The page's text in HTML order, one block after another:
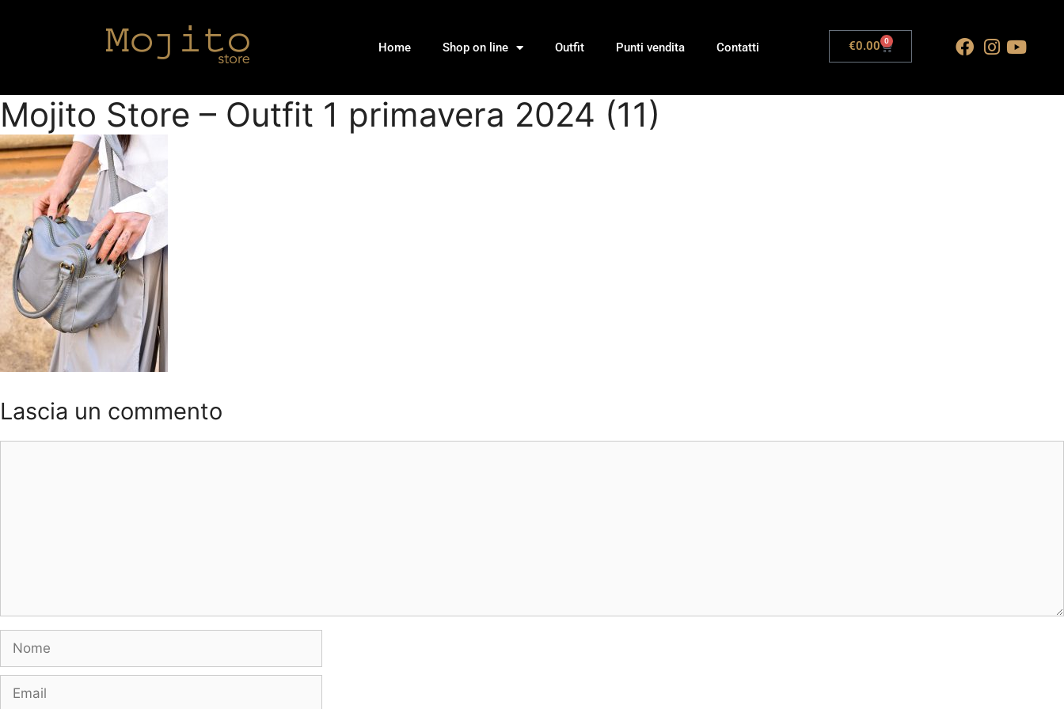
Home Shop on line Outfit Punti vendita Contatti €0.00 0
Mojito Store – Outfit 1 primavera 2024 (11)
Lascia un commento